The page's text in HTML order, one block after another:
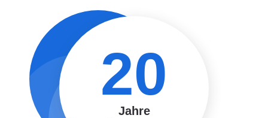
20
Jahre